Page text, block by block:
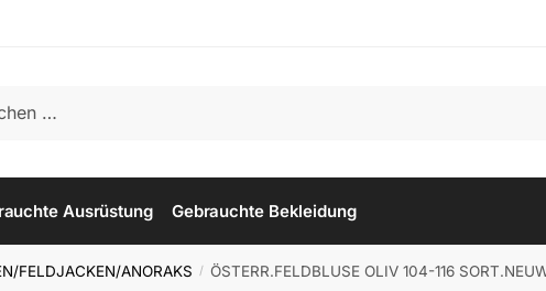
Ausrüstung Gebrauchte Bekleidung
FELDJACKEN/ANORAKS / ÖSTERR.FELDBLUSE OLIV 104-116